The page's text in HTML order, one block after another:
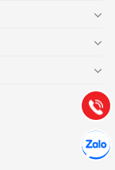
Gọi
dẫn & Hỗ trợ:
22.166.144
Chát